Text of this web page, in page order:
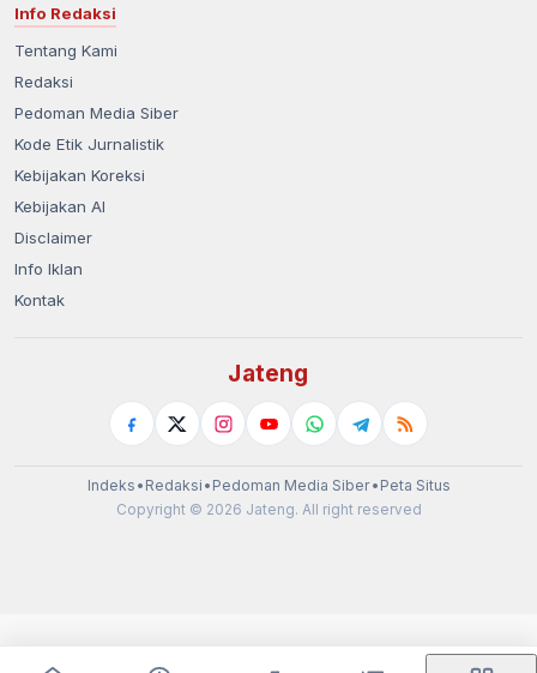
Info Redaksi
Tentang Kami
Redaksi
Pedoman Media Siber
Kode Etik Jurnalistik
Kebijakan Koreksi
Kebijakan AI
Disclaimer
Info Iklan
Kontak
Jateng
Indeks • Redaksi • Pedoman Media Siber• Peta Situs
Copyright © 2026 Jateng. All right reserved